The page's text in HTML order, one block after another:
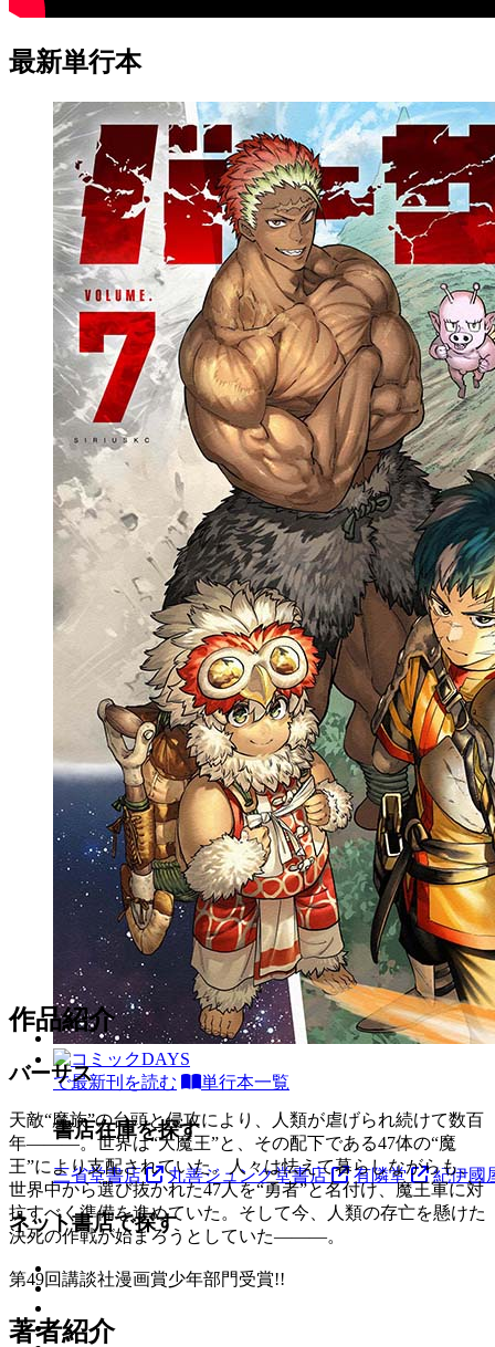
最新単行本
で最新刊を読む 単行本一覧
書店在庫を探す
三省堂書店 丸善ジュンク堂書店 有隣堂 紀伊國
ネット書店で探す
作品紹介
バーサス
天敵“魔族”の台頭と侵攻により、人類が虐げられ続けて数百
年―――。世界は“大魔王”と、その配下である47体の“魔
王”により支配されていた。人々は怯えて暮らしながらも、
世界中から選び抜かれた47人を“勇者”と名付け、魔王軍に対
抗すべく準備を進めていた。そして今、人類の存亡を懸けた
決死の作戦が始まろうとしていた―――。
第49回講談社漫画賞少年部門受賞!!
著者紹介